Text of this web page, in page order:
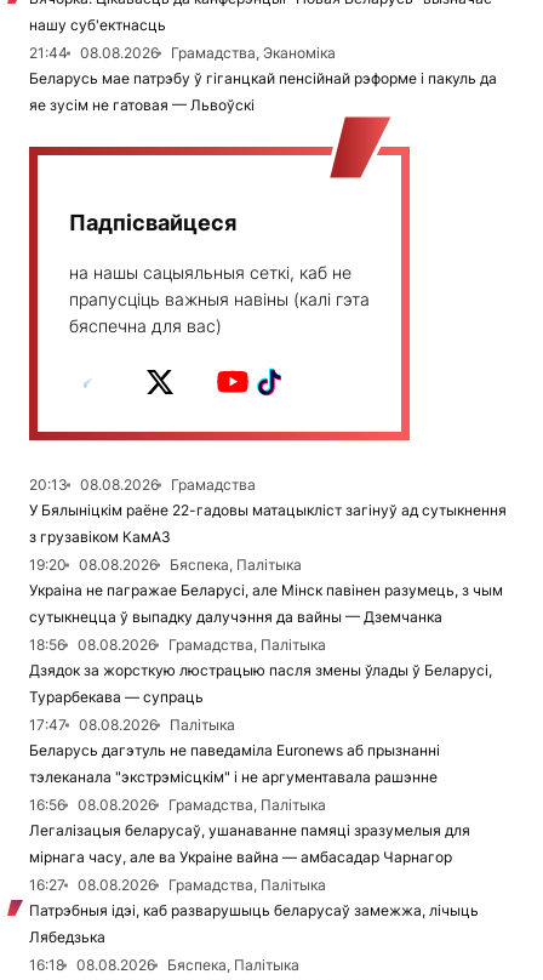
нашу суб'ектнасць
21:44
08.08.2026
Грамадства, Эканоміка
Беларусь мае патрэбу ў гіганцкай пенсійнай рэформе і пакуль да
яе зусім не гатовая — Львоўскі
Падпісвайцеся
на нашы сацыяльныя сеткі, каб не
прапусціць важныя навіны (калі гэта
бяспечна для вас)
20:13 08.08.2026
Грамадства
У Бялыніцкім раёне 22-гадовы матацыкліст загінуў ад сутыкнення
з грузавіком КамАЗ
19:20
08.08.2026
Бяспека, Палітыка
Украіна не пагражае Беларусі, але Мінск павінен разумець, з чым
сутыкнецца ў выпадку далучэння да вайны — Дземчанка
18:56
08.08.2026
Грамадства, Палітыка
Дзядок за жорсткую люстрацыю пасля змены ўлады ў Беларусі,
Турарбекава — супраць
17:47
08.08.2026
Палітыка
Беларусь дагэтуль не паведаміла Euronews аб прызнанні
тэлеканала "экстрэмісцкім" і не аргументавала рашэнне
16:56
08.08.2026
Грамадства, Палітыка
Легалізацыя беларусаў, ушанаванне памяці зразумелыя для
мірнага часу, але ва Украіне вайна — амбасадар Чарнагор
16:27
08.08.2026
Грамадства, Палітыка
Патрэбныя ідэі, каб разварушыць беларусаў замежжа, лічыць
Лябедзька
16:18
08.08.2026
Бяспека, Палітыка